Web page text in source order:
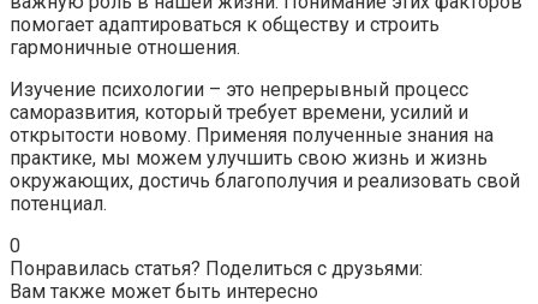
помогает адаптироваться к обществу и строить
гармоничные отношения.
Изучение психологии – это непрерывный процесс
саморазвития, который требует времени, усилий и
открытости новому. Применяя полученные знания на
практике, мы можем улучшить свою жизнь и жизнь
окружающих, достичь благополучия и реализовать свой
потенциал.
0
Понравилась статья? Поделиться с друзьями:
Вам также может быть интересно